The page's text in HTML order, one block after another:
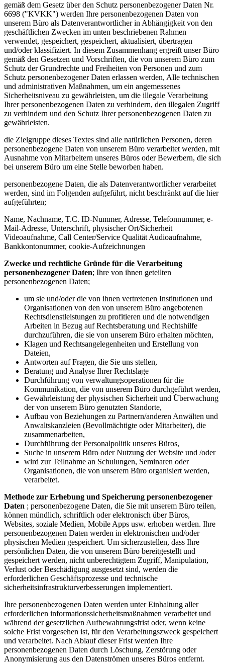
gemäß dem Gesetz über den Schutz personenbezogener Daten Nr.
6698 ("KVKK") werden Ihre personenbezogenen Daten von
unserem Büro als Datenverantwortlicher in Abhängigkeit von den
geschäftlichen Zwecken im unten beschriebenen Rahmen
verwendet, gespeichert, gespeichert, aktualisiert, übertragen
und/oder klassifiziert. In diesem Zusammenhang ergreift unser Büro
gemäß den Gesetzen und Vorschriften, die von unserem Büro zum
Schutz der Grundrechte und Freiheiten von Personen und zum
Schutz personenbezogener Daten erlassen werden, Alle technischen
und administrativen Maßnahmen, um ein angemessenes
Sicherheitsniveau zu gewährleisten, um die illegale Verarbeitung
Ihrer personenbezogenen Daten zu verhindern, den illegalen Zugriff
zu verhindern und den Schutz Ihrer personenbezogenen Daten zu
gewährleisten.
die Zielgruppe dieses Textes sind alle natürlichen Personen, deren
personenbezogene Daten von unserem Büro verarbeitet werden, mit
Ausnahme von Mitarbeitern unseres Büros oder Bewerbern, die sich
bei unserem Büro um eine Stelle beworben haben.
personenbezogene Daten, die als Datenverantwortlicher verarbeitet
werden, sind im Folgenden aufgeführt, nicht beschränkt auf die hier
aufgeführten;
Name, Nachname, T.C. ID-Nummer, Adresse, Telefonnummer, e-
Mail-Adresse, Unterschrift, physischer Ort/Sicherheit
Videoaufnahme, Call Center/Service Qualität Audioaufnahme,
Bankkontonummer, cookie-Aufzeichnungen
Zwecke und rechtliche Gründe für die Verarbeitung
personenbezogener Daten; Ihre von ihnen geteilten
personenbezogenen Daten;
um sie und/oder die von ihnen vertretenen Institutionen und
Organisationen von den von unserem Büro angebotenen
Rechtsdienstleistungen zu profitieren und die notwendigen
Arbeiten in Bezug auf Rechtsberatung und Rechtshilfe
durchzuführen, die sie von unserem Büro erhalten möchten,
Klagen und Rechtsangelegenheiten und Erstellung von
Dateien,
Antworten auf Fragen, die Sie uns stellen,
Beratung und Analyse Ihrer Rechtslage
Durchführung von verwaltungsoperationen für die
Kommunikation, die von unserem Büro durchgeführt werden,
Gewährleistung der physischen Sicherheit und Überwachung
der von unserem Büro genutzten Standorte,
Aufbau von Beziehungen zu Partnern/anderen Anwälten und
Anwaltskanzleien (Bevollmächtigte oder Mitarbeiter), die
zusammenarbeiten,
Durchführung der Personalpolitik unseres Büros,
Suche in unserem Büro oder Nutzung der Website und /oder
wird zur Teilnahme an Schulungen, Seminaren oder
Organisationen, die von unserem Büro organisiert werden,
verarbeitet.
Methode zur Erhebung und Speicherung personenbezogener
Daten ; personenbezogene Daten, die Sie mit unserem Büro teilen,
können mündlich, schriftlich oder elektronisch über Büros,
Websites, soziale Medien, Mobile Apps usw. erhoben werden. Ihre
personenbezogenen Daten werden in elektronischen und/oder
physischen Medien gespeichert. Um sicherzustellen, dass Ihre
persönlichen Daten, die von unserem Büro bereitgestellt und
gespeichert werden, nicht unberechtigtem Zugriff, Manipulation,
Verlust oder Beschädigung ausgesetzt sind, werden die
erforderlichen Geschäftsprozesse und technische
sicherheitsinfrastrukturverbesserungen implementiert.
Ihre personenbezogenen Daten werden unter Einhaltung aller
erforderlichen informationssicherheitsmaßnahmen verarbeitet und
während der gesetzlichen Aufbewahrungsfrist oder, wenn keine
solche Frist vorgesehen ist, für den Verarbeitungszweck gespeichert
und verarbeitet. Nach Ablauf dieser Frist werden Ihre
personenbezogenen Daten durch Löschung, Zerstörung oder
Anonymisierung aus den Datenströmen unseres Büros entfernt.